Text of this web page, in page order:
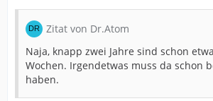
Zitat von Dr.Atom
Naja, knapp zwei Jahre sind schon
Wochen. Irgendetwas muss da schon
haben.